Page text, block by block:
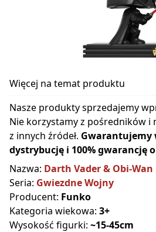
Więcej na temat produktu
Nasze produkty sprzedajemy
Nie korzystamy z pośredników
z innych źródeł. Gwarantujemy
dystrybucję i 100% gwarancję
Nazwa: Darth Vader & Obi-Wan
Seria: Gwiezdne Wojny
Producent: Funko
Kategoria wiekowa: 3+
Wysokość figurki: ~15-45cm